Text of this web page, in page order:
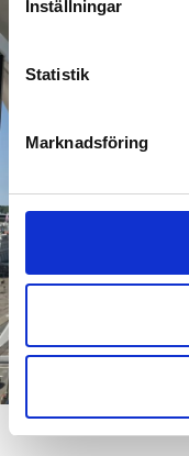
Inställningar
Statistik
Marknadsföring